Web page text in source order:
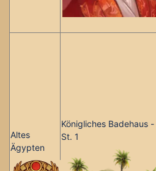
Altes
Ägypten
Königliches Badehaus -
St. 1